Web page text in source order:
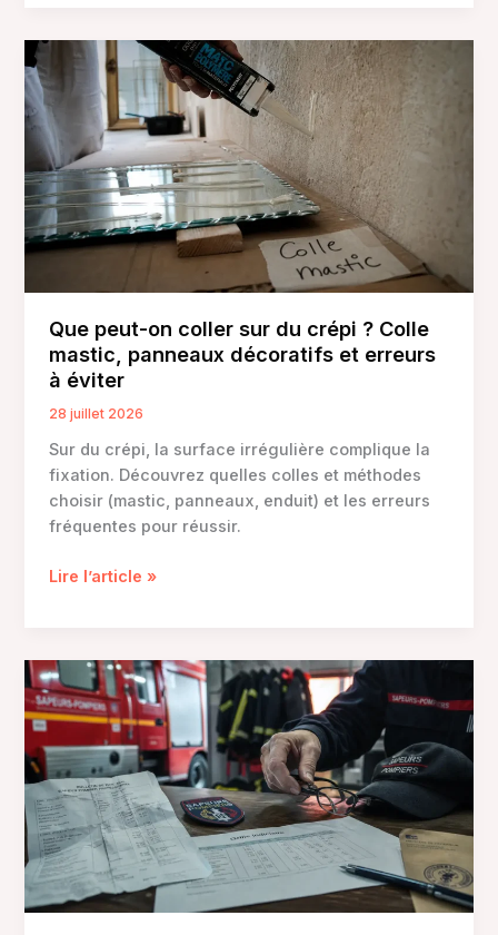
saumon
fumé
:
identifiez
la
bonne
adresse
avant
réserver
Que peut-on coller sur du crépi ? Colle
mastic, panneaux décoratifs et erreurs
à éviter
28 juillet 2026
Sur du crépi, la surface irrégulière complique la
fixation. Découvrez quelles colles et méthodes
choisir (mastic, panneaux, enduit) et les erreurs
fréquentes pour réussir.
Que
sur
du
crépi
?
Colle
mastic,
panneaux
décoratifs
et
erreurs
Lire l’article »